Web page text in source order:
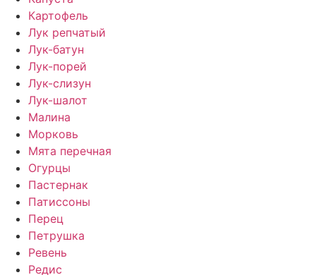
Картофель
Лук репчатый
Лук-батун
Лук-порей
Лук-слизун
Лук-шалот
Малина
Морковь
Мята перечная
Огурцы
Пастернак
Патиссоны
Перец
Петрушка
Ревень
Редис